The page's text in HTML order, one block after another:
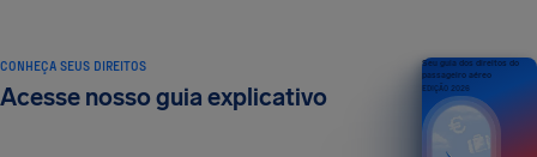
CONHEÇA SEUS DIREITOS
Acesse nosso guia explicativo
Seu guia dos direitos do
passageiro aéreo
EDIÇÃO 2026